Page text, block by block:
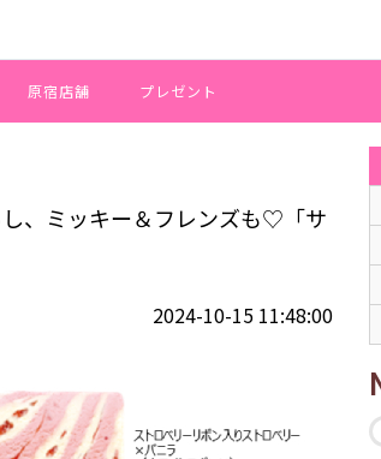
原宿店舗 プレゼント
ミッキー＆フレンズも♡「サーティワン クリスマ
し、ミッキー＆フレンズも♡「サ
2024-10-15 11:48:00